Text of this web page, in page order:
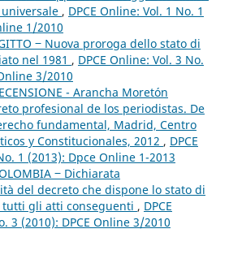
, DPCE Online: Vol. 1 No. 1
1/2010
‒ Nuova proroga dello stato di
nel 1981 , DPCE Online: Vol. 3 No.
3/2010
- Arancha Moretón
profesional de los periodistas. De
fundamental, Madrid, Centro
y Constitucionales, 2012 , DPCE
1 (2013): Dpce Online 1-2013
‒ Dichiarata
del decreto che dispone lo stato di
tutti gli atti conseguenti , DPCE
3 (2010): DPCE Online 3/2010